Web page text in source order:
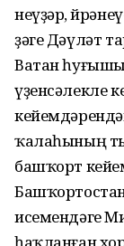
неүҙәр,
ҙәге Дәүләт
Ватан
үҙенсәлекле
ҡалаһының
башҡорт
исемендәге